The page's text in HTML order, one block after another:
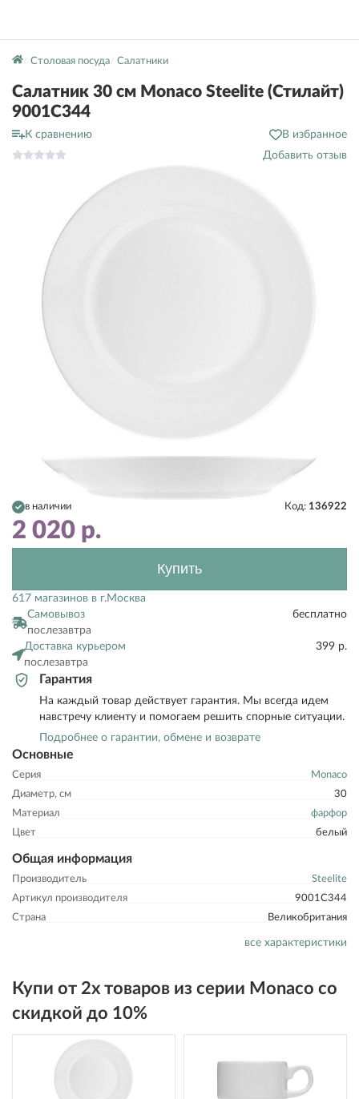
Столовая посуда Салатники
Салатник 30 см Monaco Steelite (Стилайт)
9001C344
К сравнению
В избранное
Добавить отзыв
Основные
Серия
Monaco
Диаметр, см
30
Материал
фарфор
Цвет
белый
Общая информация
Производитель
Steelite
Артикул производителя
9001C344
Страна
Великобритания
все характеристики
в наличии Код: 136922
2 020 р.
Купить
617 магазинов в г.Москва
Самовывоз
послезавтра
бесплатно
Доставка курьером
послезавтра
399 р.
Гарантия
На каждый товар действует гарантия. Мы всегда идем
навстречу клиенту и помогаем решить спорные ситуации.
Подробнее о гарантии, обмене и возврате
Купи от 2х товаров из серии Monaco со
скидкой до 10%